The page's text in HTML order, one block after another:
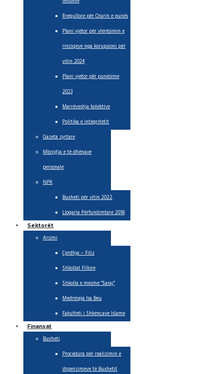
Rregullore për Orarin e punës
Plani vjetor për vlerësimin e
rreziqeve nga korupsioni për
vitin 2024
Plani vjetor për punësime
2023
Marrëveshja kolektive
Politika e integritetit
Gazeta zyrtare
Mbrojtja e të dhënave
personale
NPK
Buxheti për vitin 2022
Llogaria Përfundimtare 2018
Sektorët
Arsimi
Çerdhja – Filiz
Shkollat Fillore
Shkolla e mesme “Saraj”
Medreseja Isa Beu
Fakulteti i Shkencave Islame
Finansat
Buxheti
Procedura për realizimin e
shpenzimeve të Buxhetit